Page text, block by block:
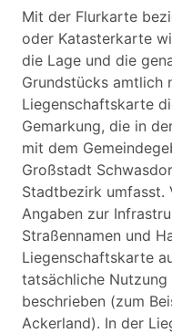
Mit der Flurkarte
oder Katasterkarte
die Lage und die
Grundstücks amtlich
Liegenschaftskarte
Gemarkung, die in
mit dem
Großstadt
Stadtbezirk umfasst.
Angaben zur
Straßennamen und
Liegenschaftskarte
tatsächliche
beschrieben (zum
Ackerland). In der